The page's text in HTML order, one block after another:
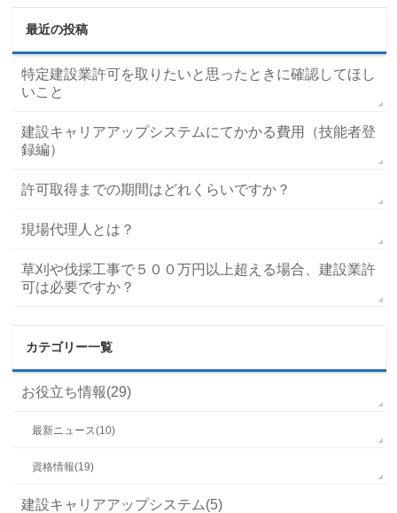
最近の投稿
特定建設業許可を取りたいと思ったときに確認してほし
いこと
建設キャリアアップシステムにてかかる費用（技能者登
録編）
許可取得までの期間はどれくらいですか？
現場代理人とは？
草刈や伐採工事で５００万円以上超える場合、建設業許
可は必要ですか？
カテゴリー一覧
お役立ち情報(29)
最新ニュース(10)
資格情報(19)
建設キャリアアップシステム(5)